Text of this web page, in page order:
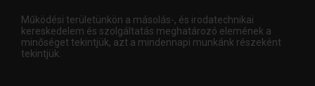
Működési területünkön a másolás-, és irodatechnikai
kereskedelem és szolgáltatás meghatározó elemének a
minőséget tekintjük, azt a mindennapi munkánk részeként
tekintjük.